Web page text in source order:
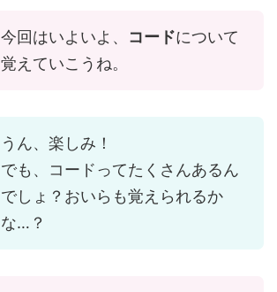
今回はいよいよ、 コードについて
覚えていこうね。
うん、楽しみ！
でも、コードってたくさんあるん
でしょ？おいらも覚えられるか
な…？